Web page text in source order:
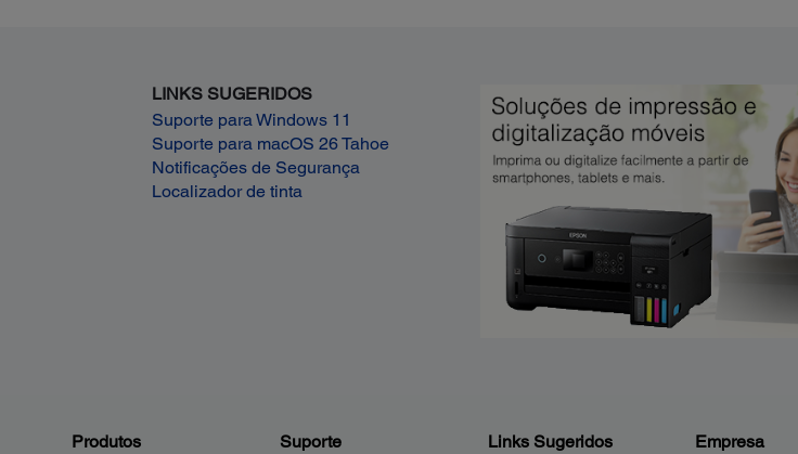
LINKS SUGERIDOS
Suporte para Windows 11
Suporte para macOS 26 Tahoe
Notificações de Segurança
Localizador de tinta
Produtos Suporte Links Sugeridos Empresa